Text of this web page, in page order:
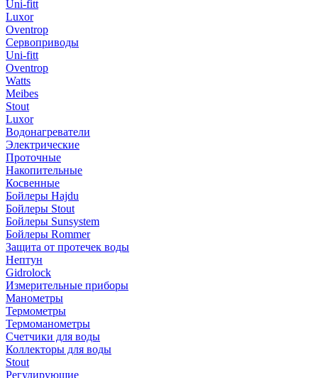
Uni-fitt
Luxor
Oventrop
Сервоприводы
Uni-fitt
Oventrop
Watts
Meibes
Stout
Luxor
Водонагреватели
Электрические
Проточные
Накопительные
Косвенные
Бойлеры Hajdu
Бойлеры Stout
Бойлеры Sunsystem
Бойлеры Rommer
Защита от протечек воды
Нептун
Gidrolock
Измерительные приборы
Манометры
Термометры
Термоманометры
Счетчики для воды
Коллекторы для воды
Stout
Регулирующие